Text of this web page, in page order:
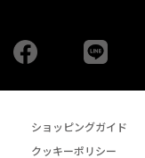
Facebook
ショッピングガイド
クッキーポリシー